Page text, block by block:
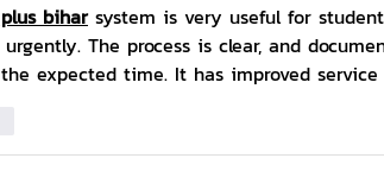
bihar system is very useful for
The process is clear, and
expected time. It has improved